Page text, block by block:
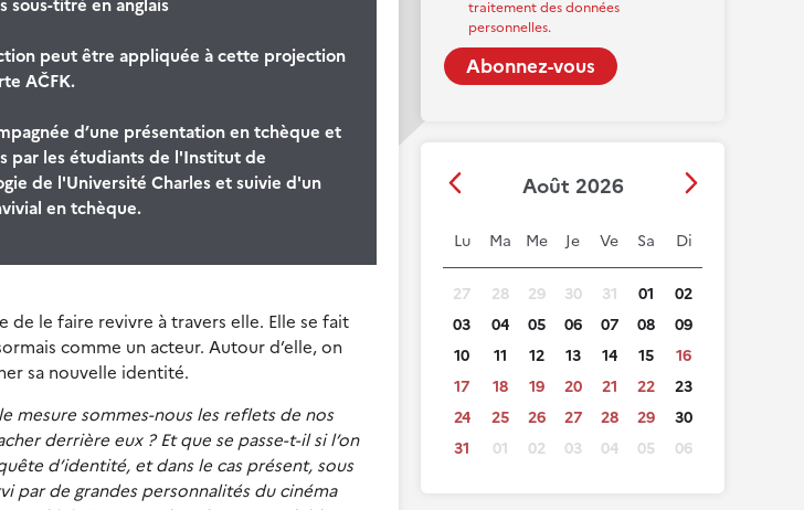
traitement des données
personnelles.
Août 2026
Lu Ma Me Je Ve Sa Di
27 28 29 30 31 01
02
03
04 05 06 07 08
09
10
11 12 13 14 15
16
17
18 19 20 21 22
23
24
25 26 27 28 29
30
31
01 02 03 04 05 06
peut être appliquée à cette projection
AČFK.
d’une présentation en tchèque et
par les étudiants de l'Institut de
de l'Université Charles et suivie d'un
en tchèque.
le faire revivre à travers elle. Elle se fait
comme un acteur. Autour d’elle, on
sa nouvelle identité.
mesure sommes-nous les reflets de nos
derrière eux ? Et que se passe-t-il si l’on
d’identité, et dans le cas présent, sous
par de grandes personnalités du cinéma